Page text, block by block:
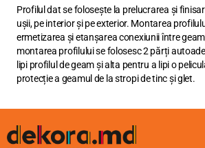
Profilul dat se folosește la prelucrarea și
ușii, pe interior și pe exterior. Montarea
ermetizarea și etanșarea conexiunii între
montarea profilului se folosesc 2 părți
lipi profilul de geam și alta pentru a lipi o
protecție a geamul de la stropi de tinc și glet.